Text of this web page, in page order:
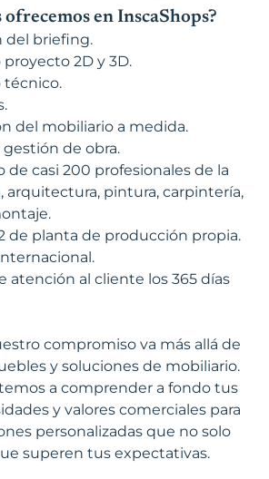
en InscaShops?
del briefing.
proyecto 2D y 3D.
técnico.
del mobiliario a medida.
de obra.
de casi 200 profesionales de la
arquitectura, pintura, carpintería,
de planta de producción propia.
atención al cliente los 365 días
compromiso va más allá de
y soluciones de mobiliario.
a comprender a fondo tus
y valores comerciales para
personalizadas que no solo
superen tus expectativas.